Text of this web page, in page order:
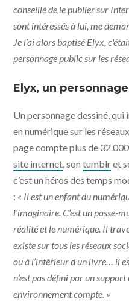
conseillé de le publier sur
sont intéressés à lui, me
Je l’ai alors baptisé Elyx,
personnage public sur les
Elyx, un
Un personnage dessiné,
en numérique sur les
page compte plus de
site internet, sontumblret
c’est un héros des temps
: « Il est un enfant du
l’imaginaire. C’est un passe-
réalité et le numérique. Il
existe sur tous les réseaux
ou à l’intérieur d’un livre… il
n’est pas défini par un
environnement compte. »